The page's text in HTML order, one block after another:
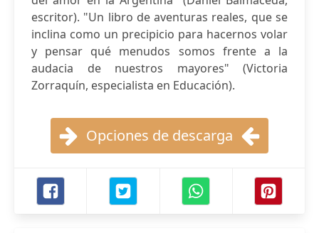
escritor). "Un libro de aventuras reales, que se
inclina como un precipicio para hacernos volar
y pensar qué menudos somos frente a la
audacia de nuestros mayores" (Victoria
Zorraquín, especialista en Educación).
Opciones de descarga